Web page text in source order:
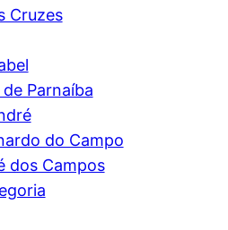
Cruzes
Parnaíba
do Campo
dos Campos